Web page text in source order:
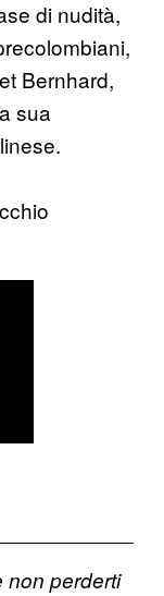
di nudità,
Bernhard,
sua
non perderti